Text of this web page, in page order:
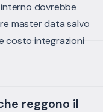
dovrebbe
master data salvo
costo integrazioni
reggono il